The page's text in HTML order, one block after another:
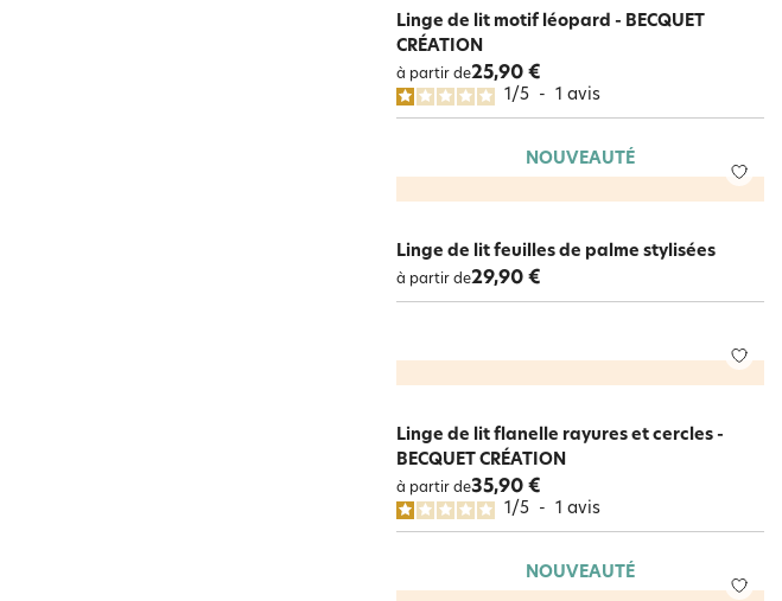
Linge de lit motif léopard - BECQUET
CRÉATION
à partir de25,90 €
1/5 - 1 avis
NOUVEAUTÉ
Linge de lit feuilles de palme stylisées
à partir de29,90 €
Linge de lit flanelle rayures et cercles -
BECQUET CRÉATION
à partir de35,90 €
1/5 - 1 avis
NOUVEAUTÉ